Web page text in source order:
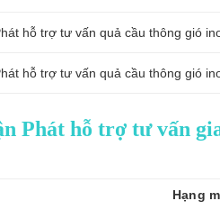
hỗ trợ tư vấn quả cầu thông gió
hỗ trợ tư vấn quả cầu thông gió
Phát hỗ trợ tư vấn
Hạng